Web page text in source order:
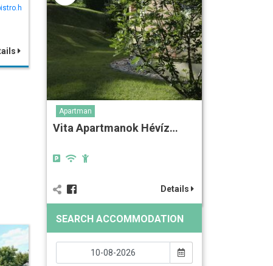
Apartman
Vita Apartmanok Hévíz…
Details
SEARCH ACCOMMODATION